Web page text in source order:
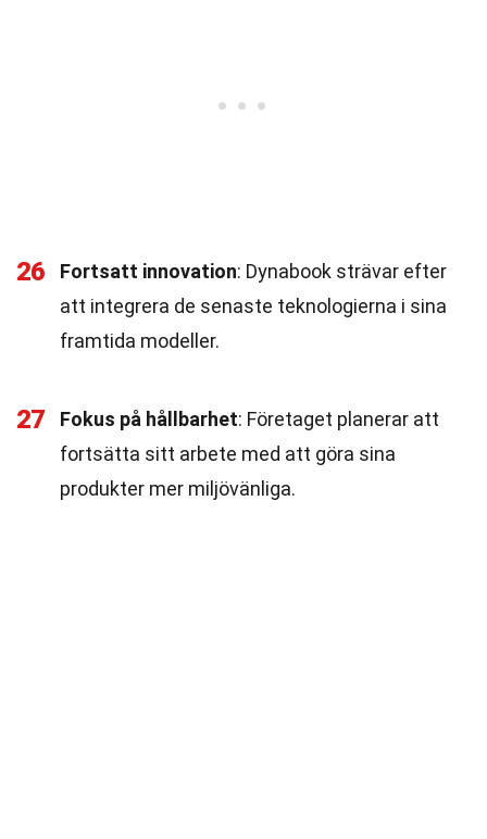
26 Fortsatt innovation: Dynabook strävar efter
att integrera de senaste teknologierna i sina
framtida modeller.
27 Fokus på hållbarhet: Företaget planerar att
fortsätta sitt arbete med att göra sina
produkter mer miljövänliga.